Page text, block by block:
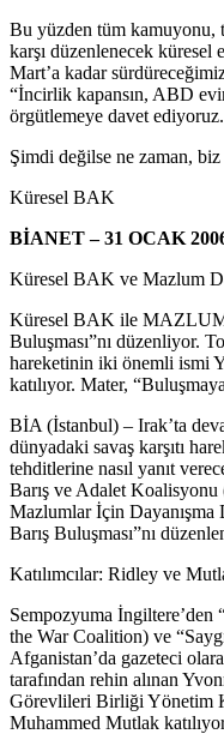
Bu yüzden tüm kamuyonu,
karşı düzenlenecek
Mart’a kadar
“İncirlik kapansın, ABD
örgütlemeye davet ediyoruz.
Şimdi değilse ne zaman,
Küresel BAK
BİANET – 31 OCAK
Küresel BAK ve Mazlum
Küresel BAK ile MAZLUM-
Buluşması”nı düzenliyor.
hareketinin iki önemli ismi
katılıyor. Mater,
BİA (İstanbul) – Irak’ta
dünyadaki savaş karşıtı
tehditlerine nasıl yanıt
Barış ve Adalet
Mazlumlar İçin Dayanışma
Barış Buluşması”nı
Katılımcılar: Ridley ve
Sempozyuma İngiltere’den
the War Coalition) ve
Afganistan’da gazeteci
tarafından rehin alınan
Görevlileri Birliği Yönetim
Muhammed Mutlak